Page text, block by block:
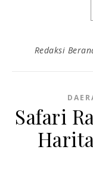
Redaksi
Safari